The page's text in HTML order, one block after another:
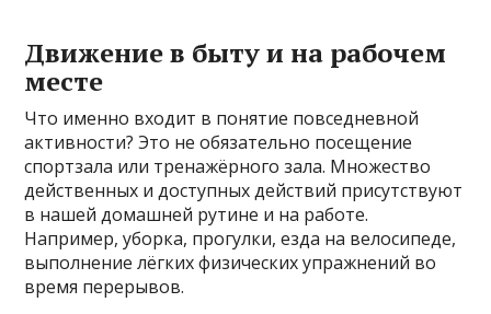
Движение в быту и на рабочем
месте
Что именно входит в понятие повседневной
активности? Это не обязательно посещение
спортзала или тренажёрного зала. Множество
действенных и доступных действий присутствуют
в нашей домашней рутине и на работе.
Например, уборка, прогулки, езда на велосипеде,
выполнение лёгких физических упражнений во
время перерывов.